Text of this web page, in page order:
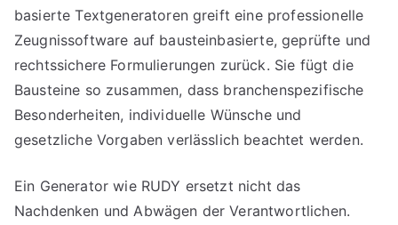
basierte Textgeneratoren greift eine professionelle
Zeugnissoftware auf bausteinbasierte, geprüfte und
rechtssichere Formulierungen zurück. Sie fügt die
Bausteine so zusammen, dass branchenspezifische
Besonderheiten, individuelle Wünsche und
gesetzliche Vorgaben verlässlich beachtet werden.
Ein Generator wie RUDY ersetzt nicht das
Nachdenken und Abwägen der Verantwortlichen.